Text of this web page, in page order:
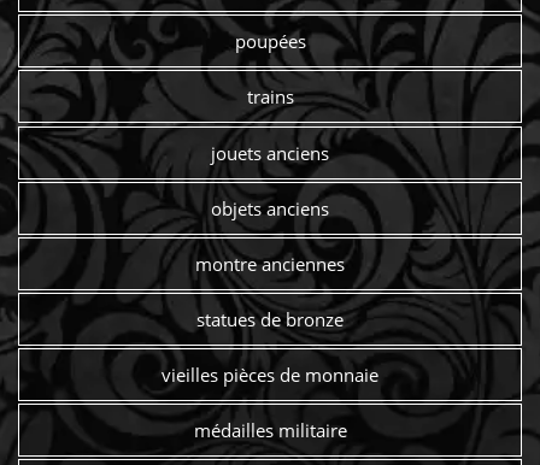
poupées
trains
jouets anciens
objets anciens
montre anciennes
statues de bronze
vieilles pièces de monnaie
médailles militaire